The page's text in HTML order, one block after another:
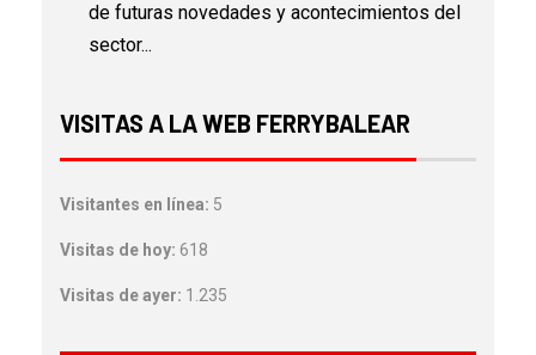
de futuras novedades y acontecimientos del
sector...
VISITAS A LA WEB FERRYBALEAR
Visitantes en línea: 5
Visitas de hoy: 618
Visitas de ayer: 1.235